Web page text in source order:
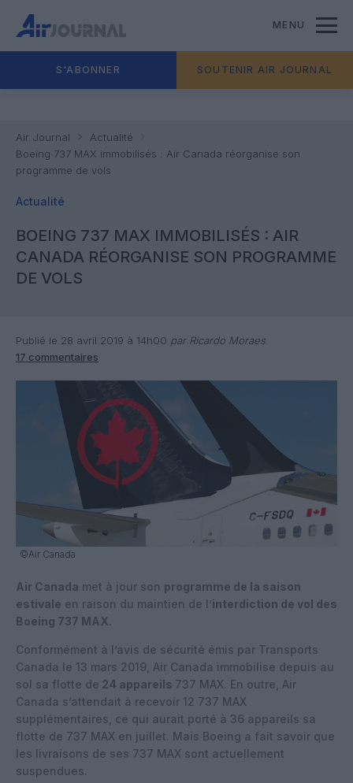
MENU
S'ABONNER SOUTENIR AIR JOURNAL
Air Journal
Actualité
Boeing 737 MAX immobilisés : Air Canada réorganise son
programme de vols
Actualité
BOEING 737 MAX IMMOBILISÉS : AIR
CANADA RÉORGANISE SON PROGRAMME
DE VOLS
Publié le 28 avril 2019 à 14h00 par Ricardo Moraes
17 commentaires
©Air Canada
Air Canada met à jour son programme de la saison
estivale en raison du maintien de l’interdiction de vol des
Boeing 737 MAX.
Conformément à l’avis de sécurité émis par Transports
Canada le 13 mars 2019, Air Canada immobilise depuis au
sol sa flotte de 24 appareils 737 MAX. En outre, Air
Canada s’attendait à recevoir 12 737 MAX
supplémentaires, ce qui aurait porté à 36 appareils sa
flotte de 737 MAX en juillet. Mais Boeing a fait savoir que
les livraisons de ses 737 MAX sont actuellement
suspendues.